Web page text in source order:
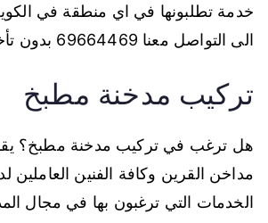
خدمة تطلبونها في اي منطقة في
الى التواصل معنا 69664469 بدون تأخير.
تركيب مدخنة مطبخ
هل ترغب في تركيب مدخنة مطبخ؟
مداخن القرين وكافة الفنين العاملين
الخدمات التي ترغبون بها في مجال